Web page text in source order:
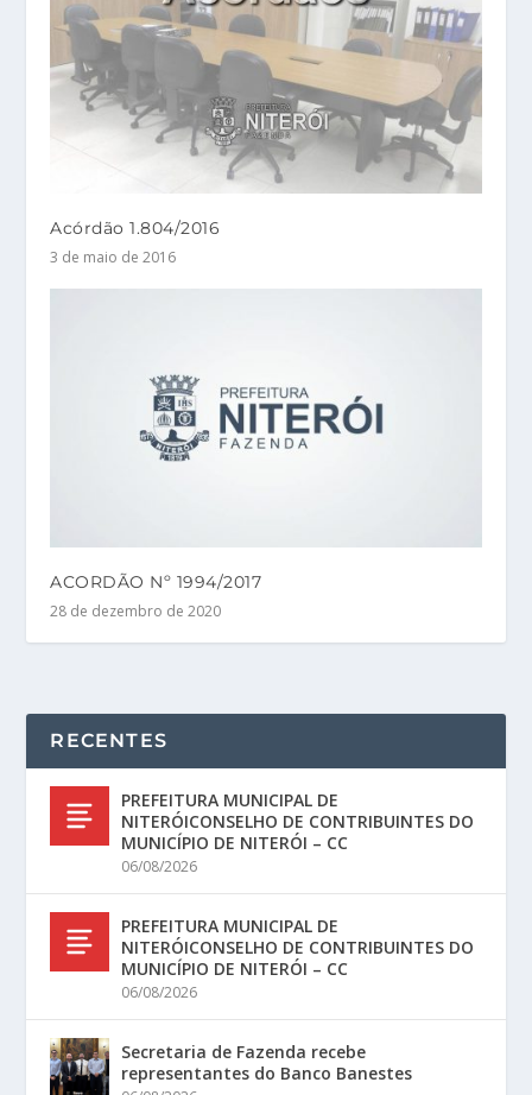
Acórdão 1.804/2016
3 de maio de 2016
ACORDÃO Nº 1994/2017
28 de dezembro de 2020
RECENTES
PREFEITURA MUNICIPAL DE
NITERÓICONSELHO DE CONTRIBUINTES DO
MUNICÍPIO DE NITERÓI – CC
06/08/2026
PREFEITURA MUNICIPAL DE
NITERÓICONSELHO DE CONTRIBUINTES DO
MUNICÍPIO DE NITERÓI – CC
06/08/2026
Secretaria de Fazenda recebe
representantes do Banco Banestes